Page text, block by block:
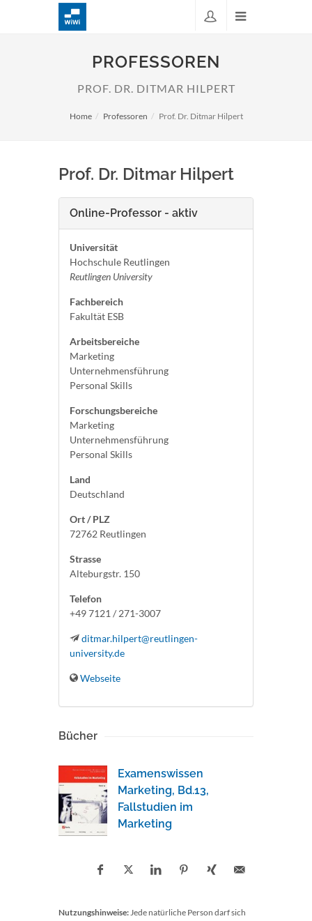
PROFESSOREN
PROF. DR. DITMAR HILPERT
Home Professoren Prof. Dr. Ditmar Hilpert
Prof. Dr. Ditmar Hilpert
Online-Professor - aktiv
Universität
Hochschule Reutlingen
Reutlingen University
Fachbereich
Fakultät ESB
Arbeitsbereiche
Marketing
Unternehmensführung
Personal Skills
Forschungsbereiche
Marketing
Unternehmensführung
Personal Skills
Land
Deutschland
Ort / PLZ
72762 Reutlingen
Strasse
Alteburgstr. 150
Telefon
+49 7121 / 271-3007
ditmar.hilpert@reutlingen-
university.de
Webseite
Bücher
Examenswissen
Marketing, Bd.13,
Fallstudien im
Marketing
Nutzungshinweise:Jede natürliche Person darf sich